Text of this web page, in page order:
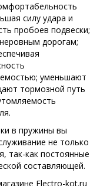
силу удара и
пробоев подвески;
дорогам;
уменьшают
тормозной путь
в пружины вы
не только
так-как постоянные
составляющей.
Electro-kot.ru